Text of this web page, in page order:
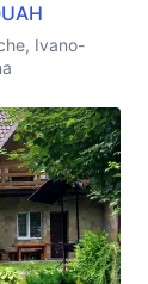
Ivano-